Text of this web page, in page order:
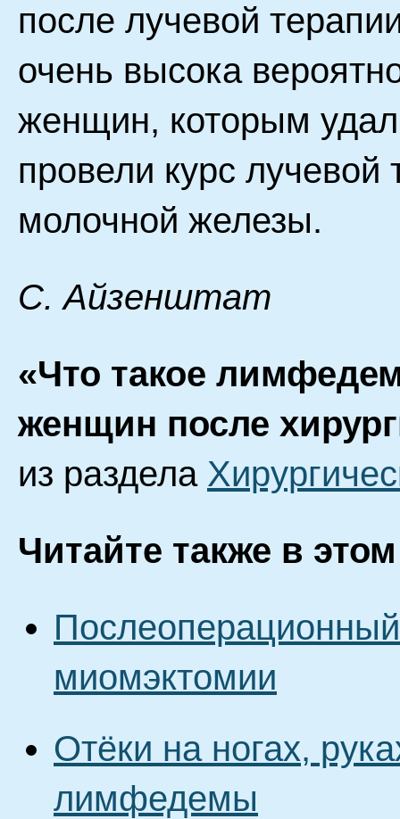
после лучевой
очень высока
женщин, которым
провели курс лучевой
молочной железы.
С. Айзенштат
«Что такое
женщин после
из раздела
Читайте также в
миомэктомии
Отёки на ногах,
лимфедемы